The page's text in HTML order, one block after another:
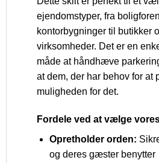
ejendomstyper, fra
kontorbygninger til butikker
virksomheder. Det er en
måde at håndhæve
at dem, der har behov for at
muligheden for det.
Fordele ved at vælge
Opretholder orden:
og deres gæster benytter